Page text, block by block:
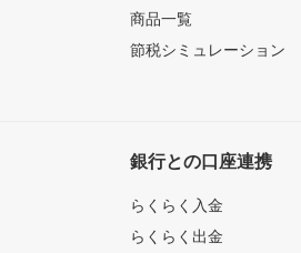
商品一覧
節税シミュレーション
銀行との口座連携
らくらく入金
らくらく出金